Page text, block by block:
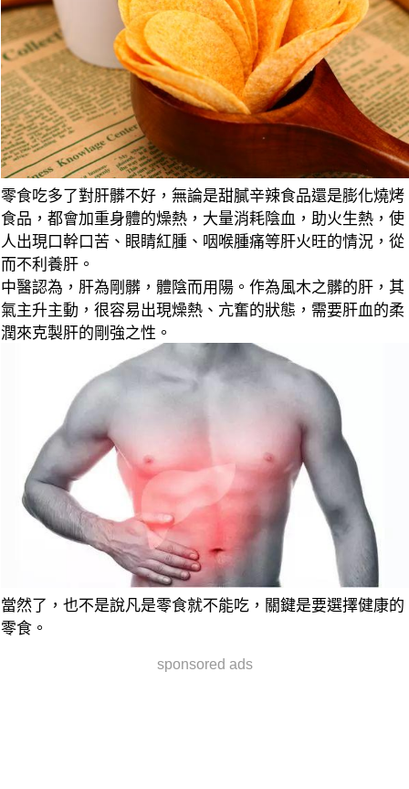
零食吃多了對肝髒不好，無論是甜膩辛辣食品還是膨化燒烤
食品，都會加重身體的燥熱，大量消耗陰血，助火生熱，使
人出現口幹口苦、眼睛紅腫、咽喉腫痛等肝火旺的情況，從
而不利養肝。
中醫認為，肝為剛髒，體陰而用陽。作為風木之髒的肝，其
氣主升主動，很容易出現燥熱、亢奮的狀態，需要肝血的柔
潤來克製肝的剛強之性。
當然了，也不是說凡是零食就不能吃，關鍵是要選擇健康的
零食。
sponsored ads